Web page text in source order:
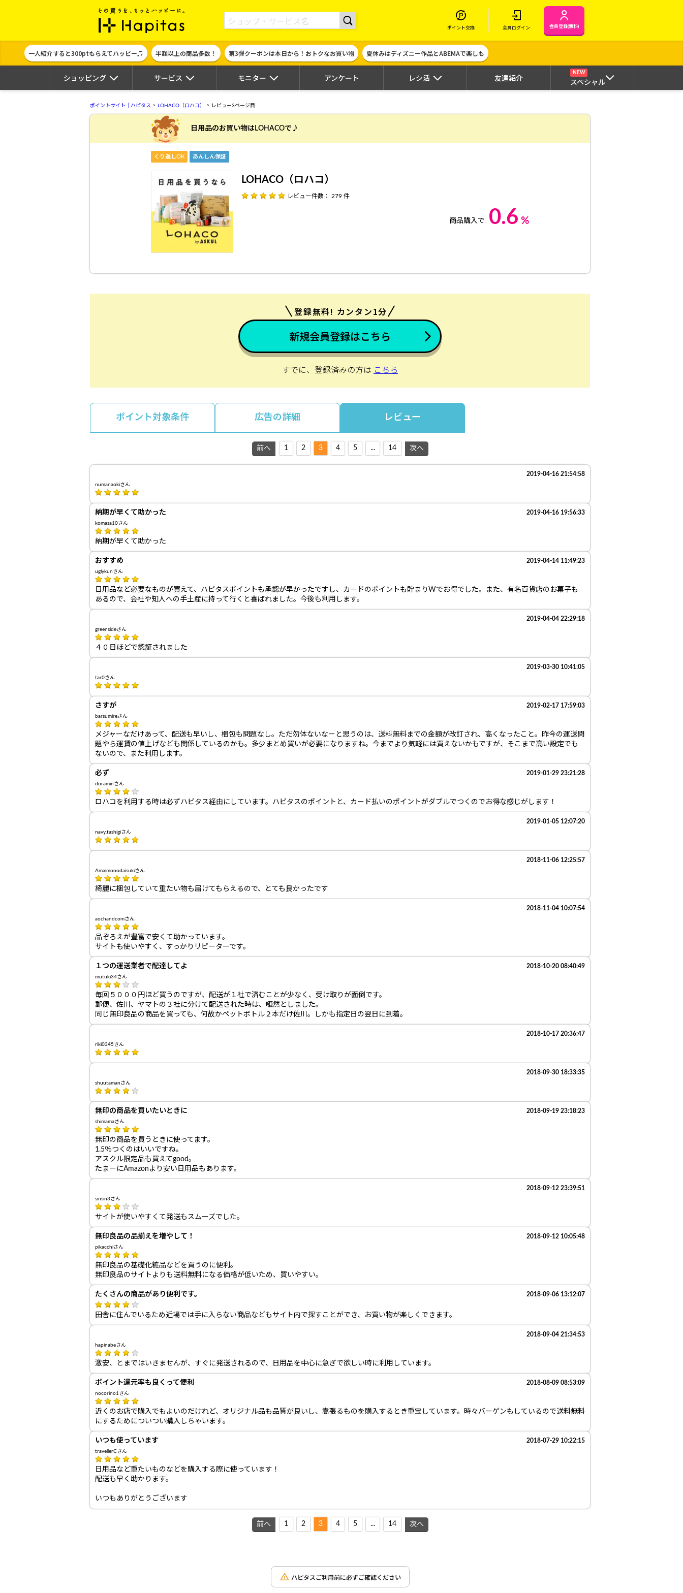
ポイント貯めて現金やギフト券に交換できるポイントサイト | ハピタス
ポイント交換 会員ログイン 会員登録(無料)
一人紹介すると300ptもらえてハッピー♫ 半額以上の商品多数！ 第3弾クーポンは本日から！おトクなお買い物 夏休みはディズニー作品とABEMAで楽しも
ショッピング サービス モニター アンケート レシ活 友達紹介
NEW
スペシャル
ポイントサイト｜ハピタス LOHACO（ロハコ） レビュー3ページ目
日用品のお買い物はLOHACOで♪
くり返しOK あんしん保証
LOHACO（ロハコ）
レビュー件数： 279 件
商品購入で 0.6 %
登録無料! カンタン1分
新規会員登録はこちら
すでに、登録済みの方は こちら
ポイント対象条件 広告の詳細 レビュー
前へ 1 2 3 4 5 ... 14 次へ
2019-04-16 21:54:58
numanaokiさん
納期が早くて助かった 2019-04-16 19:56:33
komasa10さん
納期が早くて助かった
おすすめ 2019-04-14 11:49:23
uglykunさん
日用品など必要なものが買えて、ハピタスポイントも承認が早かったですし、カードのポイントも貯まりWでお得でした。また、有名百貨店のお菓子も
あるので、会社や知人への手土産に持って行くと喜ばれました。今後も利用します。
2019-04-04 22:29:18
greensideさん
４０日ほどで認証されました
2019-03-30 10:41:05
tar0さん
さすが 2019-02-17 17:59:03
barsumireさん
メジャーなだけあって、配送も早いし、梱包も問題なし。ただ勿体ないなーと思うのは、送料無料までの金額が改訂され、高くなったこと。昨今の運送問
題やら運賃の値上げなども関係しているのかも。多少まとめ買いが必要になりますね。今までより気軽には買えないかもですが、そこまで高い設定でも
ないので、また利用します。
必ず 2019-01-29 23:21:28
doraminさん
ロハコを利用する時は必ずハピタス経由にしています。ハピタスのポイントと、カード払いのポイントがダブルでつくのでお得な感じがします！
2019-01-05 12:07:20
navy.tashigiさん
2018-11-06 12:25:57
Amaimonodaisukiさん
綺麗に梱包していて重たい物も届けてもらえるので、とても良かったです
2018-11-04 10:07:54
aochandcomさん
品ぞろえが豊富で安くて助かっています。
サイトも使いやすく、すっかりリピーターです。
１つの運送業者で配達してよ 2018-10-20 08:40:49
mutuki34さん
毎回５０００円ほど買うのですが、配送が１社で済むことが少なく、受け取りが面倒です。
郵便、佐川、ヤマトの３社に分けて配送された時は、唖然としました。
同じ無印良品の商品を買っても、何故かペットボトル２本だけ佐川。しかも指定日の翌日に到着。
2018-10-17 20:36:47
riki0345さん
2018-09-30 18:33:35
shuutamanさん
無印の商品を買いたいときに 2018-09-19 23:18:23
shimamaさん
無印の商品を買うときに使ってます。
1.5％つくのはいいですね。
アスクル限定品も買えてgood。
たまーにAmazonより安い日用品もあります。
2018-09-12 23:39:51
sinsin3さん
サイトが使いやすくて発送もスムーズでした。
無印良品の品揃えを増やして！ 2018-09-12 10:05:48
pikacchiさん
無印良品の基礎化粧品などを買うのに便利。
無印良品のサイトよりも送料無料になる価格が低いため、買いやすい。
たくさんの商品があり便利です。 2018-09-06 13:12:07
田舎に住んでいるため近場では手に入らない商品などもサイト内で探すことができ、お買い物が楽しくできます。
2018-09-04 21:34:53
hapinabeさん
激安、とまではいきませんが、すぐに発送されるので、日用品を中心に急ぎで欲しい時に利用しています。
ポイント還元率も良くって便利 2018-08-09 08:53:09
nocorino1さん
近くのお店で購入でもよいのだけれど、オリジナル品も品質が良いし、嵩張るものを購入するとき重宝しています。時々バーゲンもしているので送料無料
にするためについつい購入しちゃいます。
いつも使っています 2018-07-29 10:22:15
travellerCさん
日用品など重たいものなどを購入する際に使っています！
配送も早く助かります。
いつもありがとうございます
前へ 1 2 3 4 5 ... 14 次へ
ハピタスご利用前に必ずご確認ください